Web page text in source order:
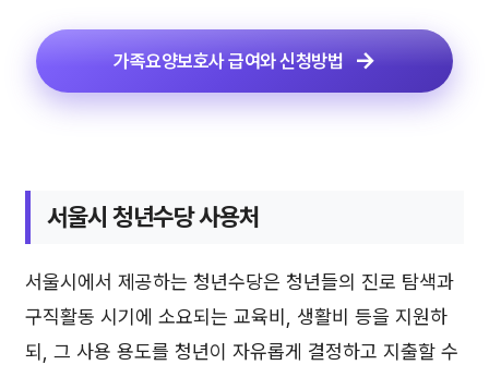
가족요양보호사 급여와 신청방법
서울시 청년수당 사용처
서울시에서 제공하는 청년수당은 청년들의 진로 탐색과
구직활동 시기에 소요되는 교육비, 생활비 등을 지원하
되, 그 사용 용도를 청년이 자유롭게 결정하고 지출할 수